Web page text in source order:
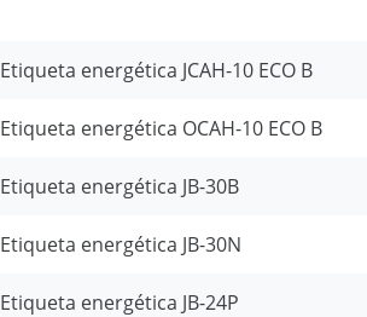
Etiqueta energética JCAH-10 ECO B
Etiqueta energética OCAH-10 ECO B
Etiqueta energética JB-30B
Etiqueta energética JB-30N
Etiqueta energética JB-24P